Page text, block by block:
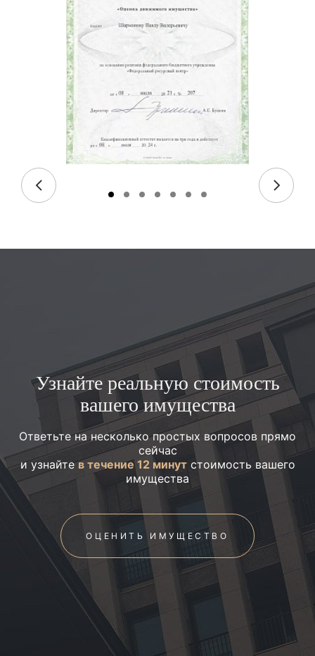
Узнайте реальную стоимость
вашего имущества
Ответьте на несколько простых вопросов прямо
сейчас
и узнайтев течение 12 минутстоимость вашего
имущества
ОЦЕНИТЬ ИМУЩЕСТВО